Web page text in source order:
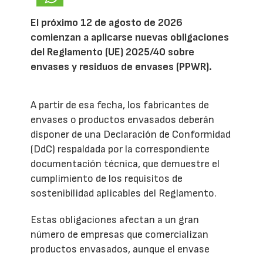
El próximo 12 de agosto de 2026
comienzan a aplicarse nuevas obligaciones
del Reglamento (UE) 2025/40 sobre
envases y residuos de envases (PPWR).
A partir de esa fecha, los fabricantes de
envases o productos envasados deberán
disponer de una Declaración de Conformidad
(DdC) respaldada por la correspondiente
documentación técnica, que demuestre el
cumplimiento de los requisitos de
sostenibilidad aplicables del Reglamento.
Estas obligaciones afectan a un gran
número de empresas que comercializan
productos envasados, aunque el envase